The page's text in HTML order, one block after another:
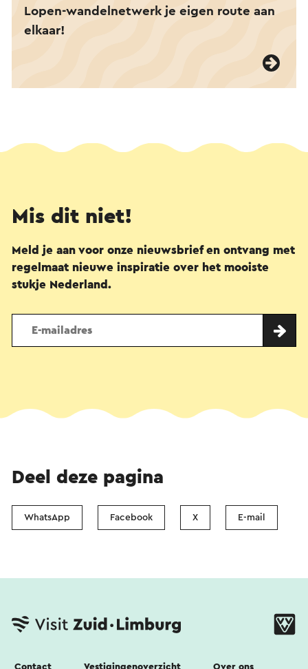
Lopen-wandelnetwerk je eigen route aan
elkaar!
Mis dit niet!
Meld je aan voor onze nieuwsbrief en ontvang met
regelmaat nieuwe inspiratie over het mooiste
stukje Nederland.
Deel deze pagina
WhatsApp Facebook X E-mail